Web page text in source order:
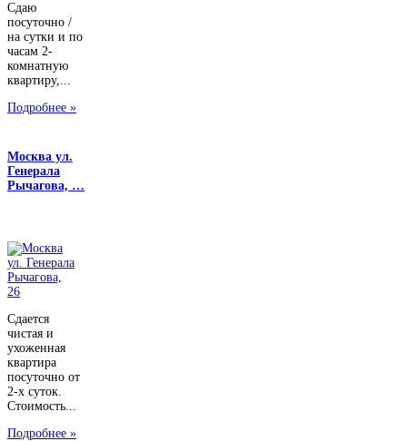
Сдаю
посуточно /
на сутки и по
часам 2-
комнатную
квартиру,...
Подробнее »
Москва ул.
Генерала
Рычагова, …
Сдается
чистая и
ухоженная
квартира
посуточно от
2-х суток.
Стоимость...
Подробнее »